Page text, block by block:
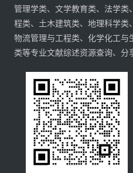
管理学类、文学教育类、法学类
程类、土木建筑类、地理科学类
物流管理与工程类、化学化工
类等专业文献综述资源查询、分